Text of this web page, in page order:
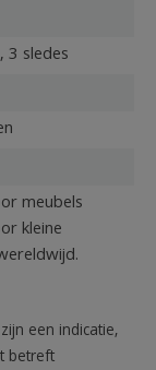
3 sledes
meubels
kleine
een indicatie,
betreft